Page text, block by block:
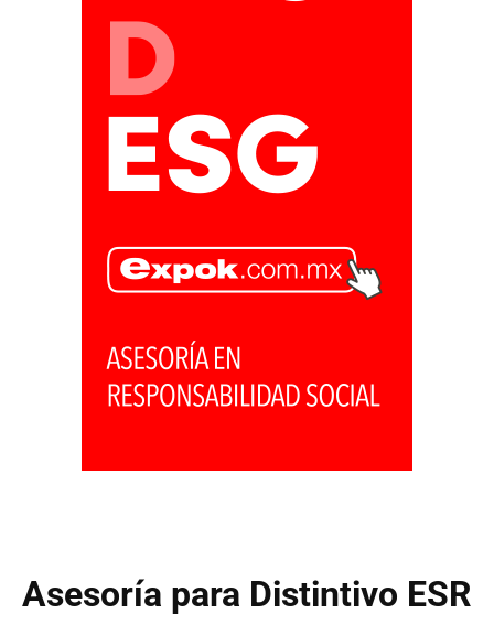
Asesoría para Distintivo ESR